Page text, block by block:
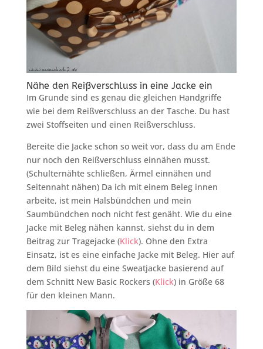
Nähe den Reißverschluss in eine Jacke ein
Im Grunde sind es genau die gleichen Handgriffe
wie bei dem Reißverschluss an der Tasche. Du hast
zwei Stoffseiten und einen Reißverschluss.
Bereite die Jacke schon so weit vor, dass du am Ende
nur noch den Reißverschluss einnähen musst.
(Schulternähte schließen, Ärmel einnähen und
Seitennaht nähen) Da ich mit einem Beleg innen
arbeite, ist mein Halsbündchen und mein
Saumbündchen noch nicht fest genäht. Wie du eine
Jacke mit Beleg nähen kannst, siehst du in dem
Beitrag zur Tragejacke (Klick). Ohne den Extra
Einsatz, ist es eine einfache Jacke mit Beleg. Hier auf
dem Bild siehst du eine Sweatjacke basierend auf
dem Schnitt New Basic Rockers (Klick) in Größe 68
für den kleinen Mann.